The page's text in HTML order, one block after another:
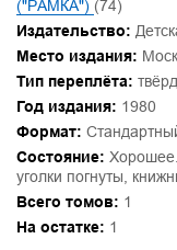
("РАМКА") (74)
Издательство:
Место издания:
Тип переплёта:
Год издания: 1980
Формат:
Состояние:
уголки погнуты,
Всего томов: 1
На остатке: 1